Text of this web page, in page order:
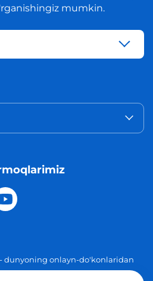
mumkin.
dunyoning onlayn-do'konlaridan